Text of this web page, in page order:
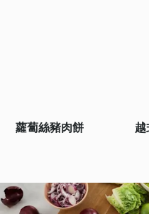
蘿蔔絲豬肉餅